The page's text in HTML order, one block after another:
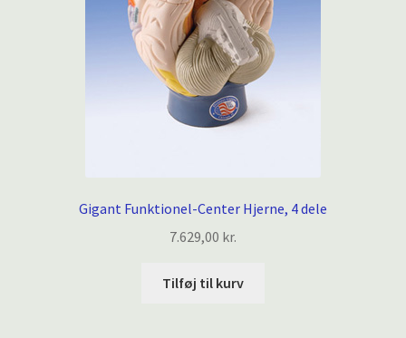
Gigant Funktionel-Center Hjerne, 4 dele
7.629,00 kr.
Tilføj til kurv